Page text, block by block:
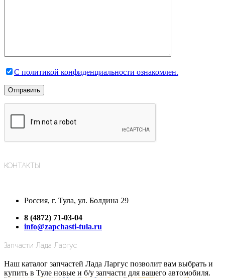
С политикой конфиденциальности ознакомлен.
КОНТАКТЫ
Россия, г. Тула, ул. Болдина 29
8 (4872) 71-03-04
info@zapchasti-tula.ru
Запчасти Лада Ларгус
Наш каталог запчастей Лада Ларгус позволит вам выбрать и
купить в Туле новые и б/у запчасти для вашего автомобиля.